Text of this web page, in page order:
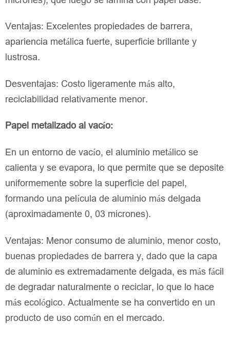
Ventajas: Excelentes propiedades de barrera,
apariencia metálica fuerte, superficie brillante y
lustrosa.
Desventajas: Costo ligeramente más alto,
reciclabilidad relativamente menor.
Papel metalizado al vacío:
En un entorno de vacío, el aluminio metálico se
calienta y se evapora, lo que permite que se deposite
uniformemente sobre la superficie del papel,
formando una película de aluminio más delgada
(aproximadamente 0, 03 micrones).
Ventajas: Menor consumo de aluminio, menor costo,
buenas propiedades de barrera y, dado que la capa
de aluminio es extremadamente delgada, es más fácil
de degradar naturalmente o reciclar, lo que lo hace
más ecológico. Actualmente se ha convertido en un
producto de uso común en el mercado.